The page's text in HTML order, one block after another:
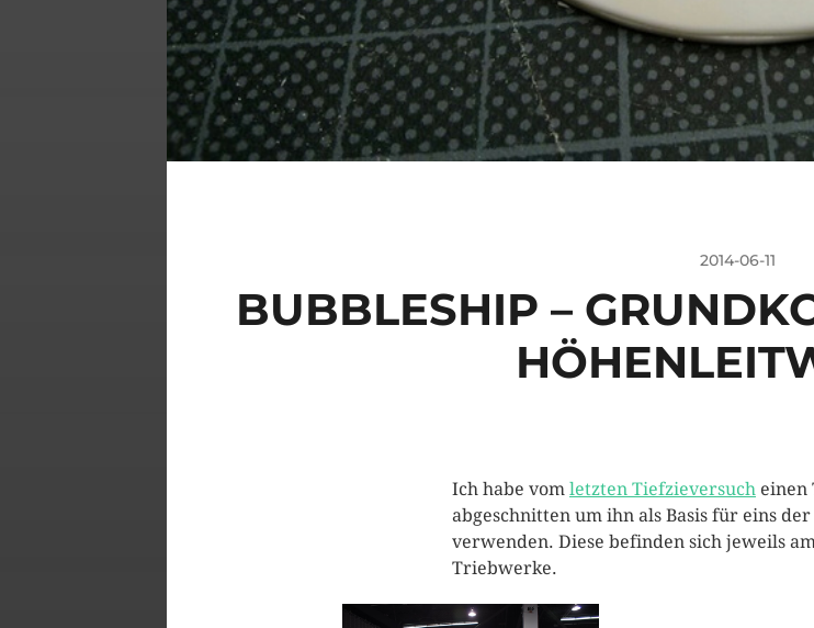
2014-06-11
BUBBLESHIP –
Ich habe vom letzten Tiefzieversuch einen
abgeschnitten um ihn als Basis für eins
verwenden. Diese befinden sich jeweils
Triebwerke.